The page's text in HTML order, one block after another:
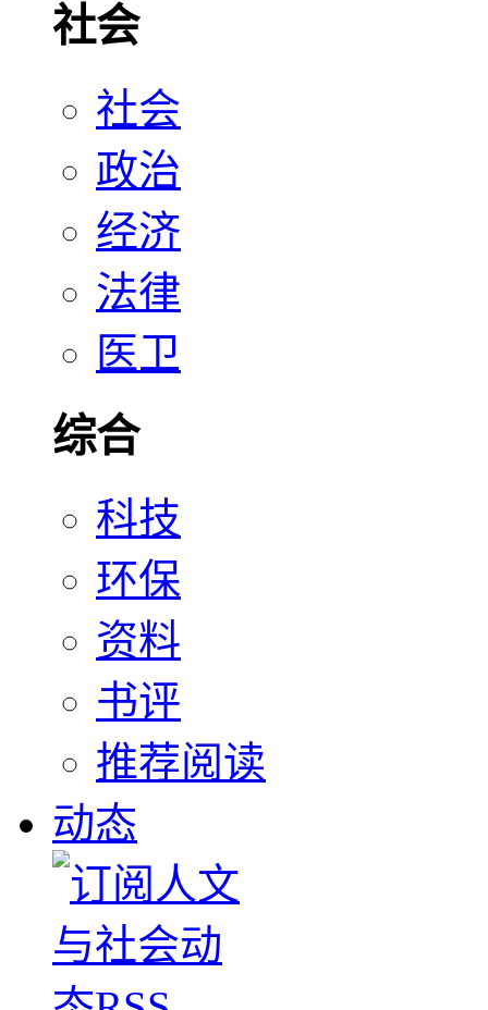
社会
社会
政治
经济
法律
医卫
综合
科技
环保
资料
书评
推荐阅读
动态